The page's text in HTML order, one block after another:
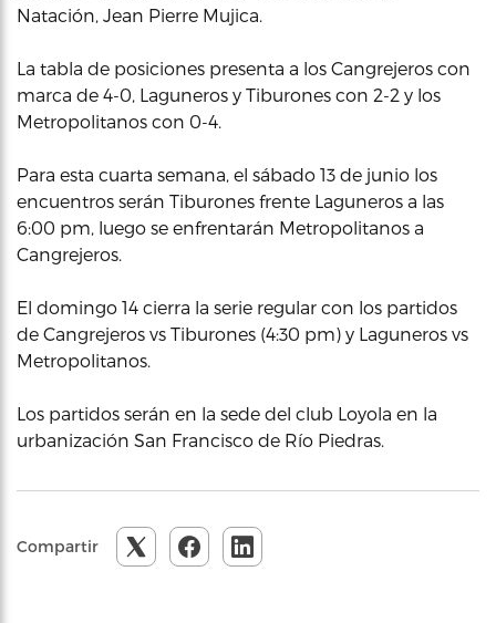
Natación, Jean Pierre Mujica.
La tabla de posiciones presenta a los Cangrejeros con
marca de 4-0, Laguneros y Tiburones con 2-2 y los
Metropolitanos con 0-4.
Para esta cuarta semana, el sábado 13 de junio los
encuentros serán Tiburones frente Laguneros a las
6:00 pm, luego se enfrentarán Metropolitanos a
Cangrejeros.
El domingo 14 cierra la serie regular con los partidos
de Cangrejeros vs Tiburones (4:30 pm) y Laguneros vs
Metropolitanos.
Los partidos serán en la sede del club Loyola en la
urbanización San Francisco de Río Piedras.
Compartir